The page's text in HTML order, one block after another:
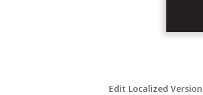
Edit Localized